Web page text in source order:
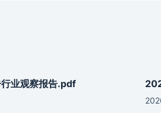
业观察报告.pdf